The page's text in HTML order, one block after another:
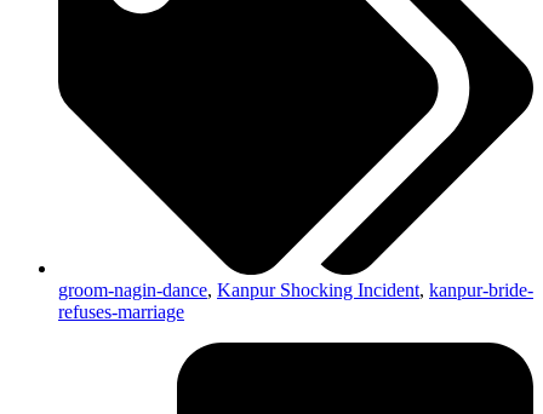
groom-nagin-dance, Kanpur Shocking Incident, kanpur-bride-
refuses-marriage